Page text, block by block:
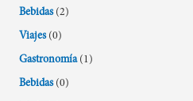
Bebidas (2)
Viajes (0)
Gastronomía (1)
Bebidas (0)